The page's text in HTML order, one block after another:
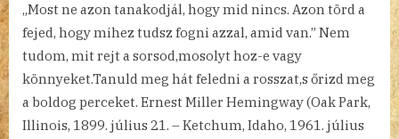
„Most ne azon tanakodjál, hogy mid nincs. Azon törd a
fejed, hogy mihez tudsz fogni azzal, amid van.” Nem
tudom, mit rejt a sorsod,mosolyt hoz-e vagy
könnyeket.Tanuld meg hát feledni a rosszat,s őrizd meg
a boldog perceket. Ernest Miller Hemingway (Oak Park,
Illinois, 1899. július 21. – Ketchum, Idaho, 1961. július